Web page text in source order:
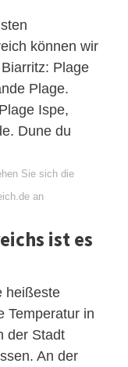
können wir
Plage
Plage.
Ispe,
Dune du
Sie sich die
an
ist es
heißeste
Temperatur in
der Stadt
An der